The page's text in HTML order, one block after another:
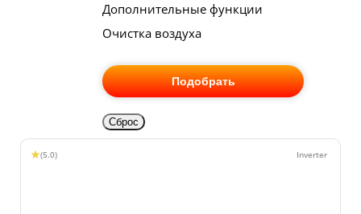
Дополнительные функции
Очистка воздуха
Подобрать
Сброс
(5.0)